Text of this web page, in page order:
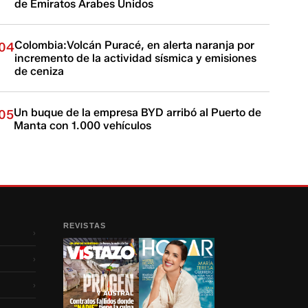
de Emiratos Árabes Unidos
Colombia:Volcán Puracé, en alerta naranja por
incremento de la actividad sísmica y emisiones
de ceniza
Un buque de la empresa BYD arribó al Puerto de
Manta con 1.000 vehículos
›
›
›
REVISTAS